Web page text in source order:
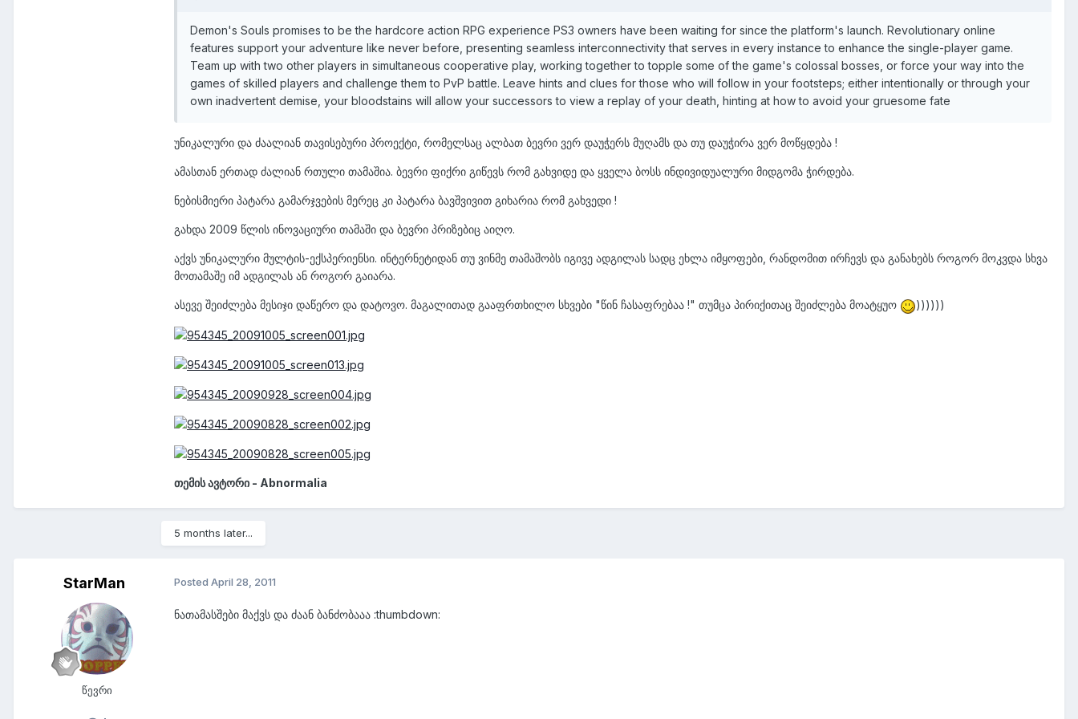
Demon's Souls promises to be the hardcore action RPG experience PS3 owners have been waiting for since the platform's launch. Revolutionary online
features support your adventure like never before, presenting seamless interconnectivity that serves in every instance to enhance the single-player game.
Team up with two other players in simultaneous cooperative play, working together to topple some of the game's colossal bosses, or force your way into the
games of skilled players and challenge them to PvP battle. Leave hints and clues for those who will follow in your footsteps; either intentionally or through your
own inadvertent demise, your bloodstains will allow your successors to view a replay of your death, hinting at how to avoid your gruesome fate
უნიკალური და ძაალიან თავისებური პროექტი, რომელსაც ალბათ ბევრი ვერ დაუჭერს მუღამს და თუ დაუჭირა ვერ მოწყდება !
ამასთან ერთად ძალიან რთული თამაშია. ბევრი ფიქრი გიწევს რომ გახვიდე და ყველა ბოსს ინდივიდუალური მიდგომა ჭირდება.
ნებისმიერი პატარა გამარჯვების მერეც კი პატარა ბავშვივით გიხარია რომ გახვედი !
გახდა 2009 წლის ინოვაციური თამაში და ბევრი პრიზებიც აიღო.
აქვს უნიკალური მულტის-ექსპერიენსი. ინტერნეტიდან თუ ვინმე თამაშობს იგივე ადგილას სადც ეხლა იმყოფები, რანდომით ირჩევს და განახებს როგორ მოკვდა სხვა
მოთამაშე იმ ადგილას ან როგორ გაიარა.
ასევე შეიძლება მესიჯი დაწერო და დატოვო. მაგალითად გააფრთხილო სხვები "წინ ჩასაფრებაა !" თუმცა პირიქითაც შეიძლება მოატყუო ))))))
თემის ავტორი - Abnormalia
5 months later...
StarMan
წევრი
Posted April 28, 2011
ნათამასშები მაქვს და ძაან ბანძობააა :thumbdown: